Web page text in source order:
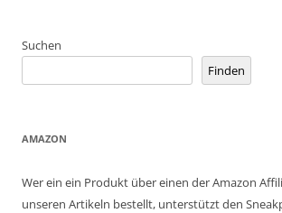
Suchen
Finden
AMAZON
Wer ein ein Produkt über einen der Amazon
unseren Artikeln bestellt, unterstützt den